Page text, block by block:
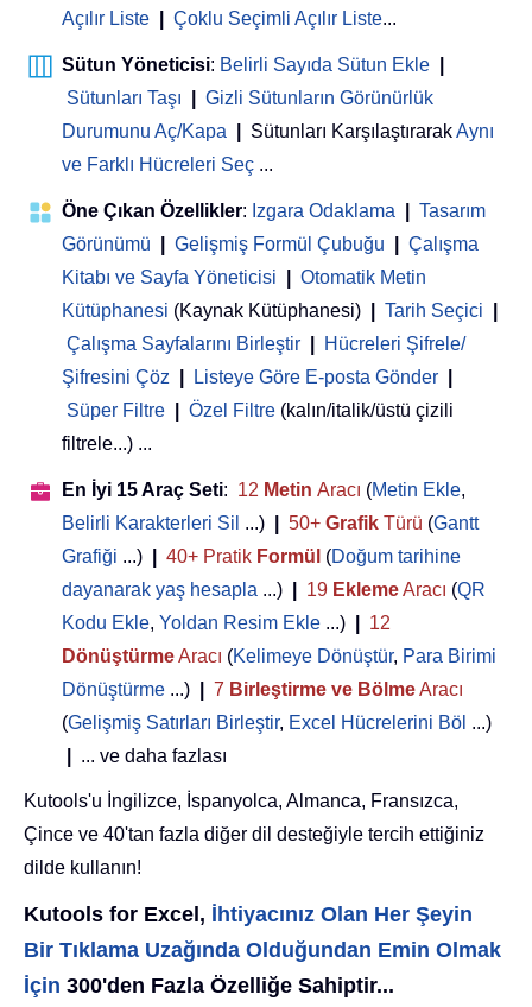
Açılır Liste
Çoklu Seçimli Açılır Liste...
Sütun Yöneticisi: Belirli Sayıda Sütun Ekle
Sütunları Taşı
Gizli Sütunların Görünürlük
Durumunu Aç/Kapa
Sütunları KarşılaştırarakAynı
ve Farklı Hücreleri Seç ...
Öne Çıkan Özellikler: Izgara Odaklama
Tasarım
Görünümü
Gelişmiş Formül Çubuğu
Çalışma
Kitabı ve Sayfa Yöneticisi
Otomatik Metin
Kütüphanesi (Kaynak Kütüphanesi) Tarih Seçici
Çalışma Sayfalarını Birleştir
Hücreleri Şifrele/
Şifresini Çöz
Listeye Göre E-posta Gönder
Süper Filtre
Özel Filtre (kalın/italik/üstü çizili
filtrele...) ...
En İyi 15 Araç Seti: 12 Metin Aracı (Metin Ekle,
Belirli Karakterleri Sil ...) 50+ Grafik Türü (Gantt
Grafiği ...) 40+ Pratik Formül (Doğum tarihine
dayanarak yaş hesapla ...) 19 EklemeAracı (QR
Kodu Ekle, Yoldan Resim Ekle ...)
12
DönüştürmeAracı (Kelimeye Dönüştür, Para Birimi
Dönüştürme ...) 7 Birleştirme ve BölmeAracı
(Gelişmiş Satırları Birleştir, Excel Hücrelerini Böl ...)
... ve daha fazlası
Kutools'u İngilizce, İspanyolca, Almanca, Fransızca,
Çince ve 40'tan fazla diğer dil desteğiyle tercih ettiğiniz
dilde kullanın!
Kutools for Excel, İhtiyacınız Olan Her Şeyin
Bir Tıklama Uzağında Olduğundan Emin Olmak
İçin 300'den Fazla Özelliğe Sahiptir...